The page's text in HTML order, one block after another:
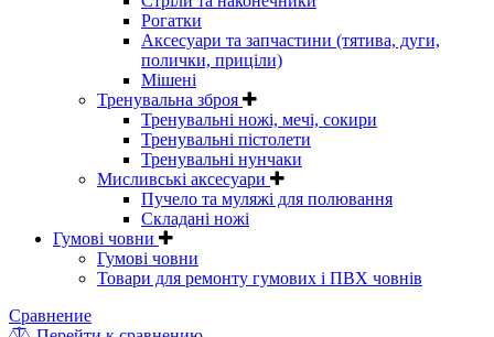
Рогатки
Аксесуари та запчастини (тятива, дуги,
полички, приціли)
Мішені
Тренувальна зброя
Тренувальні ножі, мечі, сокири
Тренувальні пістолети
Тренувальні нунчаки
Мисливські аксесуари
Пучело та муляжі для полювання
Складані ножі
Гумові човни
Гумові човни
Товари для ремонту гумових і ПВХ човнів
Сравнение